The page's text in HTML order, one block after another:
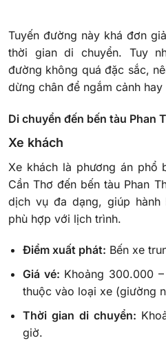
Tuyến đường này khá đơn
thời gian di chuyển. Tuy
đường không quá đặc sắc,
dừng chân để ngắm cảnh
Di chuyển đến bến tàu Phan
Xe khách
Xe khách là phương án phổ
Cần Thơ đến bến tàu Phan
dịch vụ đa dạng, giúp hành
phù hợp với lịch trình.
Điểm xuất phát: Bến xe
Giá vé: Khoảng 300.000
thuộc vào loại xe (giường
Thời gian di chuyển:
giờ.